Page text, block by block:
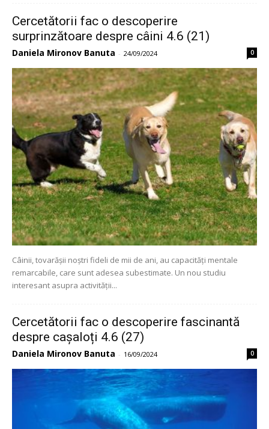
Cercetătorii fac o descoperire
surprinzătoare despre câini 4.6 (21)
Daniela Mironov Banuta - 24/09/2024 0
Câinii, tovarășii noștri fideli de mii de ani, au capacități mentale
remarcabile, care sunt adesea subestimate. Un nou studiu
interesant asupra activității...
Cercetătorii fac o descoperire fascinantă
despre cașaloți 4.6 (27)
Daniela Mironov Banuta - 16/09/2024 0